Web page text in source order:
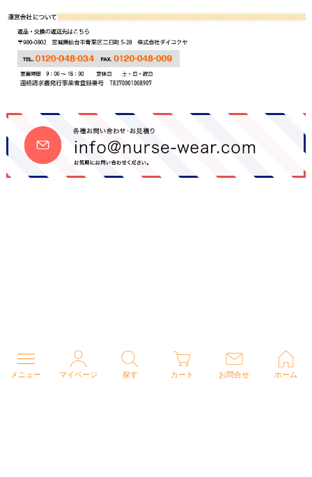
メニュー マイページ 探す カート お問合せ ホーム